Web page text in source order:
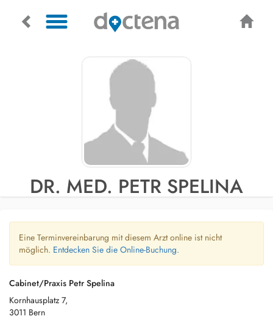
DR. MED. PETR SPELINA
Eine Terminvereinbarung mit diesem Arzt online ist nicht
möglich. Entdecken Sie die Online-Buchung.
Cabinet/Praxis Petr Spelina
Kornhausplatz 7,
3011 Bern